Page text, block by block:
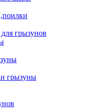
грызунов
грызуны